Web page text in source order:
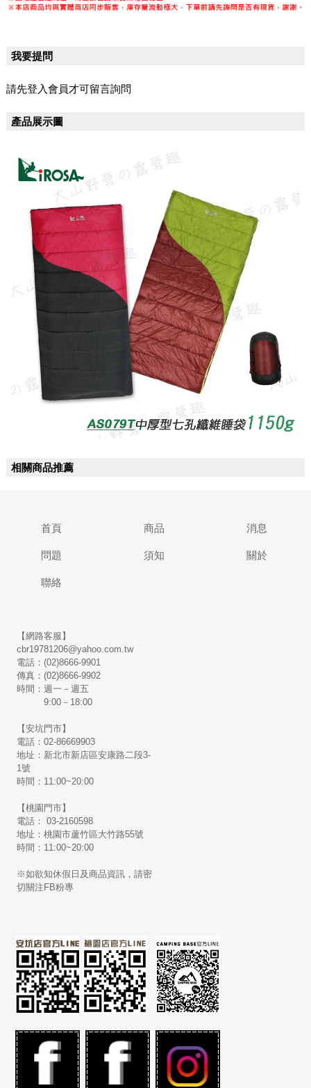
我要提問
請先登入會員才可留言詢問
產品展示圖
相關商品推薦
首頁 商品 消息
問題 須知 關於
聯絡
【網路客服】
cbr19781206@yahoo.com.tw
電話：(02)8666-9901
傳真：(02)8666-9902
時間：週一－週五
9:00－18:00
【安坑門市】
電話：02-86669903
地址：新北市新店區安康路二段3-
1號
時間：11:00~20:00
【桃園門市】
電話： 03-2160598
地址：桃園市蘆竹區大竹路55號
時間：11:00~20:00
※如欲知休假日及商品資訊，請密
切關注FB粉專